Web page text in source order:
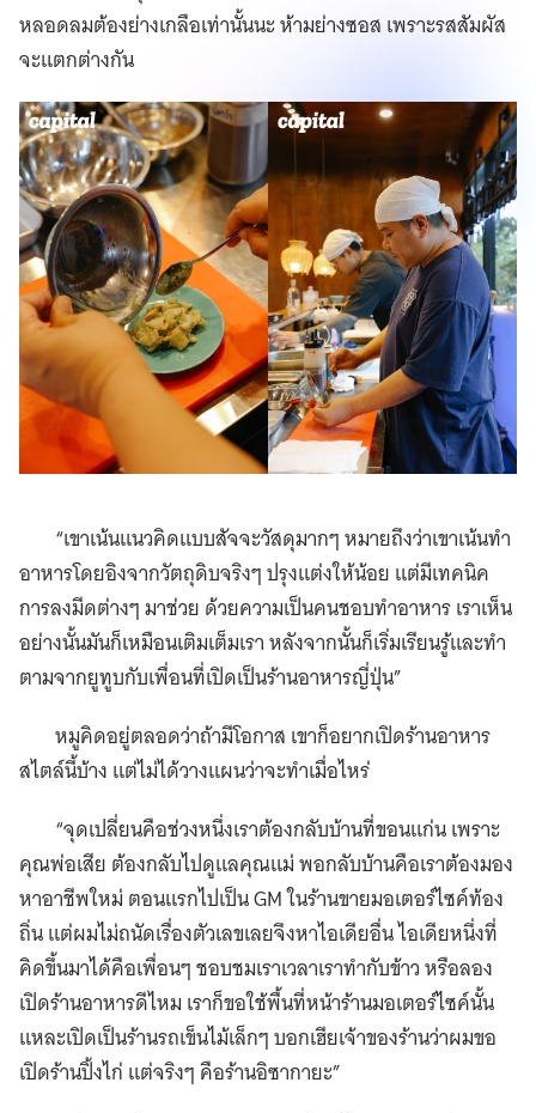
หลอดลมต้องย่างเกลือเท่านั้นนะ ห้ามย่างซอส เพราะรสสัมผัส
จะแตกต่างกัน
“เขาเน้นแนวคิดแบบสัจจะวัสดุมากๆ หมายถึงว่าเขาเน้นทำ
อาหารโดยอิงจากวัตถุดิบจริงๆ ปรุงแต่งให้น้อย แต่มีเทคนิค
การลงมีดต่างๆ มาช่วย ด้วยความเป็นคนชอบทำอาหาร เราเห็น
อย่างนั้นมันก็เหมือนเติมเต็มเรา หลังจากนั้นก็เริ่มเรียนรู้และทำ
ตามจากยูทูบกับเพื่อนที่เปิดเป็นร้านอาหารญี่ปุ่น”
หมูคิดอยู่ตลอดว่าถ้ามีโอกาส เขาก็อยากเปิดร้านอาหาร
สไตล์นี้บ้าง แต่ไม่ได้วางแผนว่าจะทำเมื่อไหร่
“จุดเปลี่ยนคือช่วงหนึ่งเราต้องกลับบ้านที่ขอนแก่น เพราะ
คุณพ่อเสีย ต้องกลับไปดูแลคุณแม่ พอกลับบ้านคือเราต้องมอง
หาอาชีพใหม่ ตอนแรกไปเป็น GM ในร้านขายมอเตอร์ไซค์ท้อง
ถิ่น แต่ผมไม่ถนัดเรื่องตัวเลขเลยจึงหาไอเดียอื่น ไอเดียหนึ่งที่
คิดขึ้นมาได้คือเพื่อนๆ ชอบชมเราเวลาเราทำกับข้าว หรือลอง
เปิดร้านอาหารดีไหม เราก็ขอใช้พื้นที่หน้าร้านมอเตอร์ไซค์นั้น
แหละเปิดเป็นร้านรถเข็นไม้เล็กๆ บอกเฮียเจ้าของร้านว่าผมขอ
เปิดร้านปิ้งไก่ แต่จริงๆ คือร้านอิซากายะ”